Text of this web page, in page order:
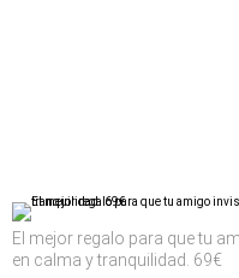
El mejor regalo para que tu
en calma y tranquilidad. 69€